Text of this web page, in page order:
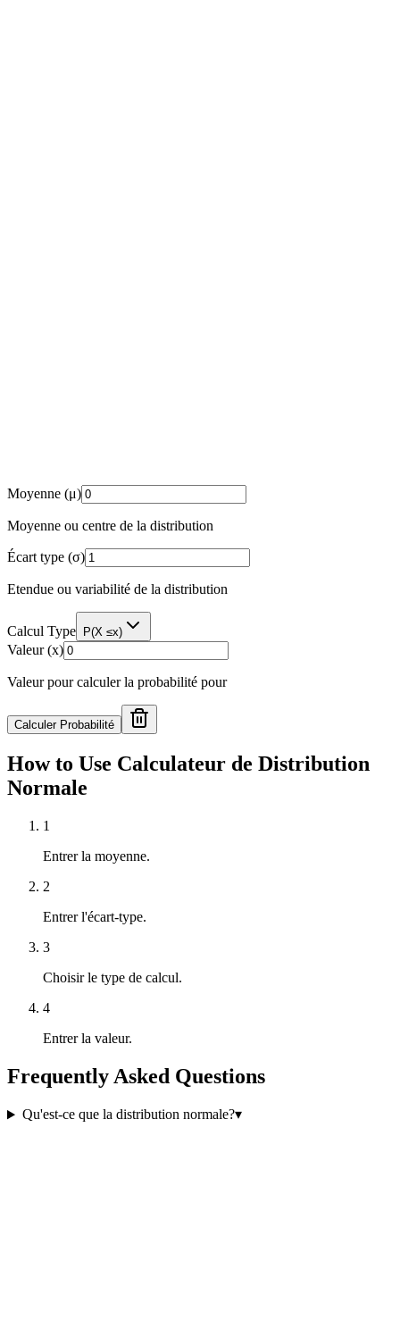
Moyenne (μ)
Moyenne ou centre de la distribution
Écart type (σ)
Etendue ou variabilité de la distribution
Calcul Type P(X ≤x)
Valeur (x)
Valeur pour calculer la probabilité pour
Calculer Probabilité
How to Use Calculateur de Distribution
Normale
1
Entrer la moyenne.
2
Entrer l'écart-type.
3
Choisir le type de calcul.
4
Entrer la valeur.
Frequently Asked Questions
Qu'est-ce que la distribution normale?▾